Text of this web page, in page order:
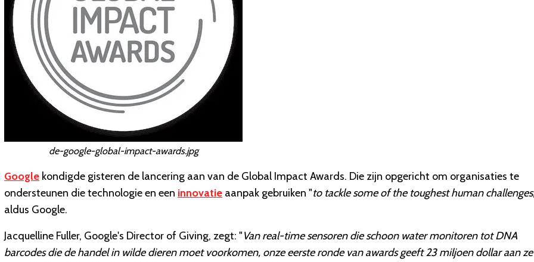
de-google-global-impact-awards.jpg
Google kondigde gisteren de lancering aan van de Global Impact Awards. Die zijn opgericht om organisaties te
ondersteunen die technologie en een innovatie aanpak gebruiken "to tackle some of the toughest human
aldus Google.
Jacquelline Fuller, Google's Director of Giving, zegt: "Van real-time sensoren die schoon water monitoren tot DNA
barcodes die de handel in wilde dieren moet voorkomen, onze eerste ronde van awards geeft 23 miljoen dollar aan